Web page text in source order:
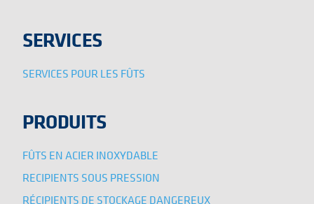
SERVICES
SERVICES POUR LES FÛTS
PRODUITS
FÛTS EN ACIER INOXYDABLE
RECIPIENTS SOUS PRESSION
RÉCIPIENTS DE STOCKAGE DANGEREUX